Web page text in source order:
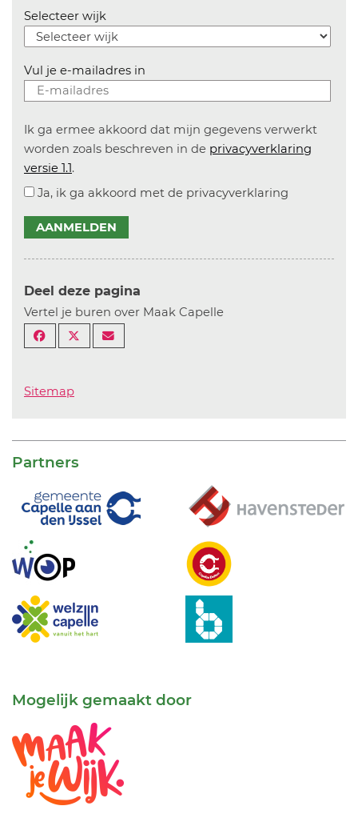
Selecteer wijk
Vul je e-mailadres in
Ik ga ermee akkoord dat mijn gegevens verwerkt
worden zoals beschreven in de privacyverklaring
versie 1.1.
Ja, ik ga akkoord met de privacyverklaring
AANMELDEN
Deel deze pagina
Vertel je buren over Maak Capelle
Sitemap
Partners
Mogelijk gemaakt door